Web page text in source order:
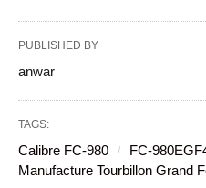
PUBLISHED BY
anwar
TAGS:
Calibre FC-980 FC-
Manufacture Tourbillon Grand